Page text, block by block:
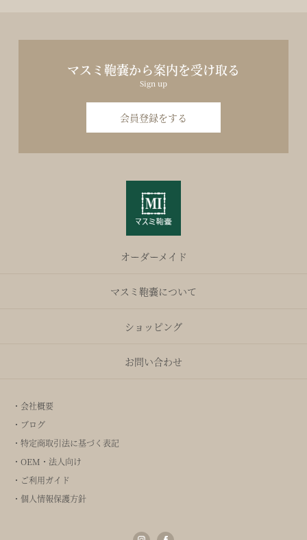
マスミ鞄嚢から案内を受け取る
Sign up
会員登録をする
オーダーメイド
マスミ鞄嚢について
ショッピング
お問い合わせ
・会社概要
・ブログ
・特定商取引法に基づく表記
・OEM・法人向け
・ご利用ガイド
・個人情報保護方針